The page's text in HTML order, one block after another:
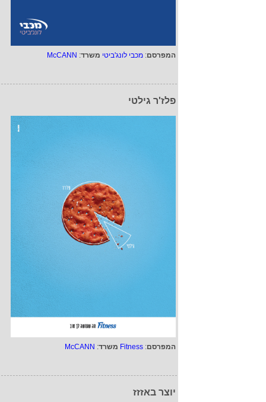
המפרסם: מכבי לונג'ביטי משרד:
McCANN
פלז'ר גילטי
המפרסם:
Fitness משרד:
McCANN
יוצר באזזז